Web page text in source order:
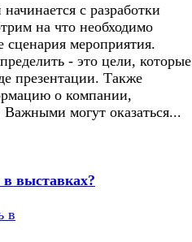
с разработки
на что необходимо
сценария мероприятия.
- это цели, которые
презентации. Также
о компании,
могут оказаться...
выставках?